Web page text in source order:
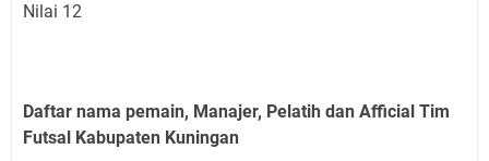
Nilai 12
Daftar nama pemain, Manajer, Pelatih dan Afficial Tim
Futsal Kabupaten Kuningan